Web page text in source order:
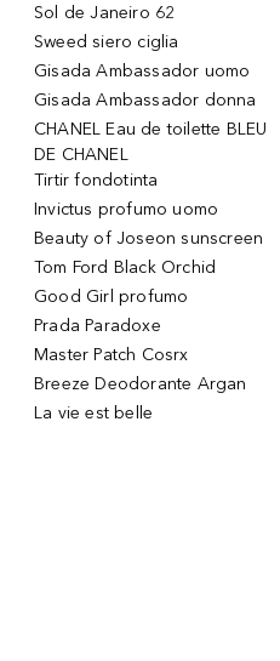
Sol de Janeiro 62
Sweed siero ciglia
Gisada Ambassador uomo
Gisada Ambassador donna
CHANEL Eau de toilette BLEU
DE CHANEL
Tirtir fondotinta
Invictus profumo uomo
Beauty of Joseon sunscreen
Tom Ford Black Orchid
Good Girl profumo
Prada Paradoxe
Master Patch Cosrx
Breeze Deodorante Argan
La vie est belle